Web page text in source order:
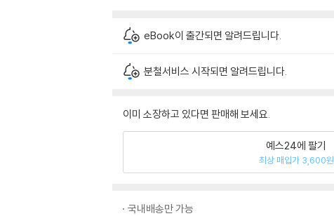
eBook이 출간되면 알려드립니다.
분철서비스 시작되면 알려드립니다.
이미 소장하고 있다면 판매해 보세요.
예스24에 팔기
최상 매입가 3,600원
국내배송만 가능